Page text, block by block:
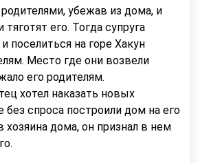
убежав из дома, и
его. Тогда супруга
поселиться на горе Хакун
Место где они возвели
его родителям.
хотел наказать новых
без спроса построили дом на его
хозяина дома, он признал в нем